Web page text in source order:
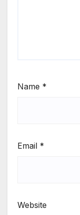
Name *
Email *
Website